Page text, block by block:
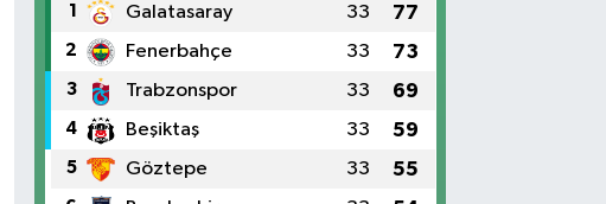
1 Galatasaray 33 77
2 Fenerbahçe 33 73
3 Trabzonspor 33 69
4 Beşiktaş 33 59
5 Göztepe 33 55